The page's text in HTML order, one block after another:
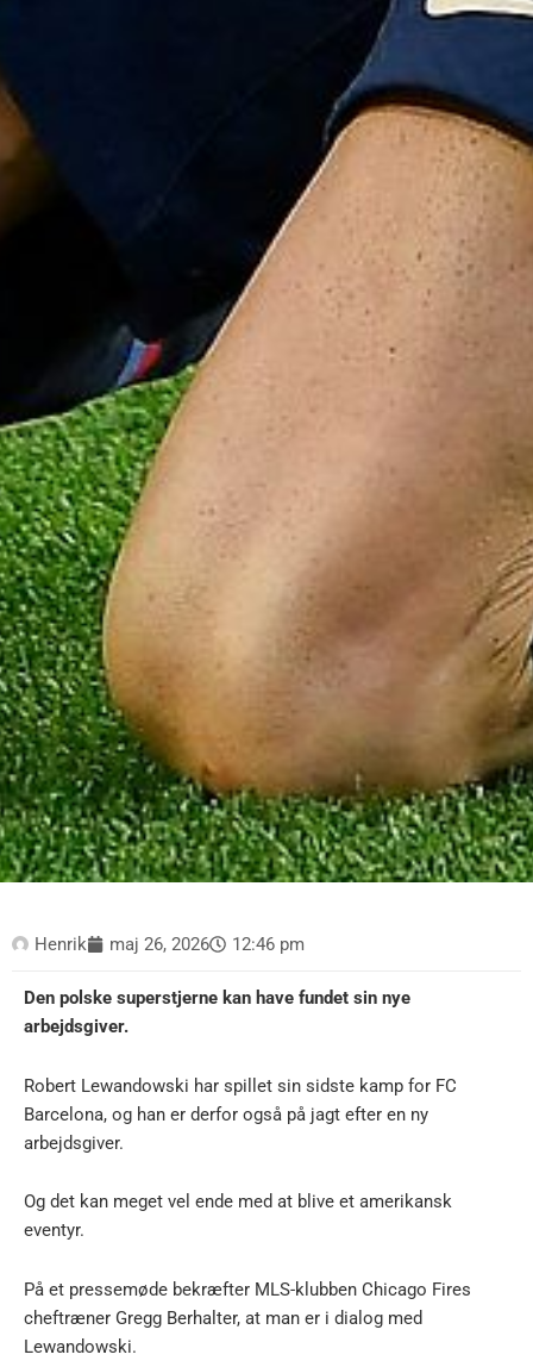
Henrik maj 26, 2026 12:46 pm
Den polske superstjerne kan have fundet sin nye
arbejdsgiver.
Robert Lewandowski har spillet sin sidste kamp for FC
Barcelona, og han er derfor også på jagt efter en ny
arbejdsgiver.
Og det kan meget vel ende med at blive et amerikansk
eventyr.
På et pressemøde bekræfter MLS-klubben Chicago Fires
cheftræner Gregg Berhalter, at man er i dialog med
Lewandowski.